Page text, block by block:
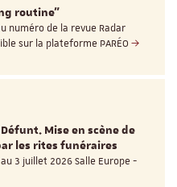
routine"
numéro de la revue Radar
sur la plateforme PARÉO
Mise en scène de
les rites funéraires
3 juillet 2026 Salle Europe -